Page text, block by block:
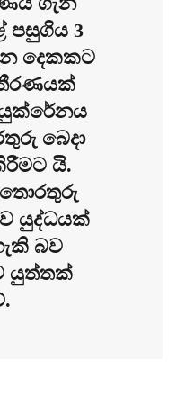
පසුගිය 3
දෙකකට
බෙදා
යි.
යුද්ධයක්
බව
යුත්තක්